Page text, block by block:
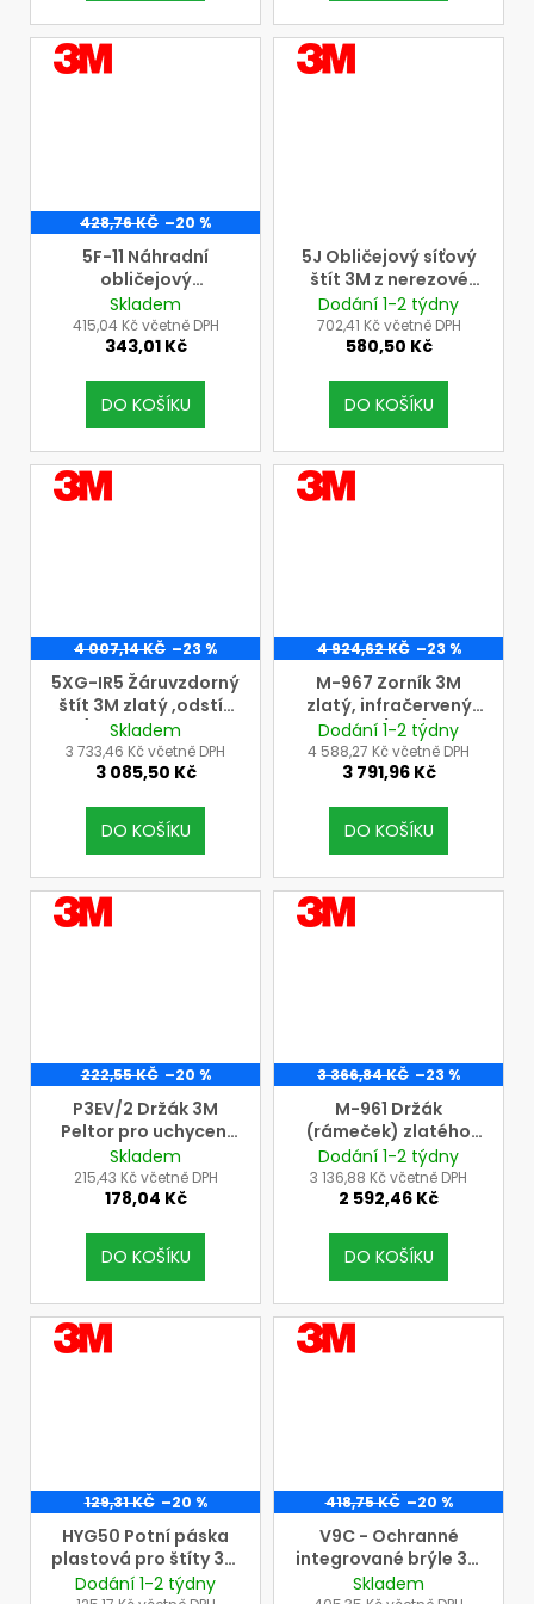
VÝROBCE
3M
428,76 KČ –20 %
5F-11 Náhradní
obličejový
polykarbonátový
nemlžící štít 3M pro
upínací systém 3M
Skladem
415,04 Kč včetně DPH
343,01 Kč
DO KOŠÍKU
VÝROBCE
3M
5J Obličejový síťový
štít 3M z nerezové
leptané oceli pro
upínací systém
G500-GU
Dodání 1-2 týdny
702,41 Kč včetně DPH
580,50 Kč
DO KOŠÍKU
VÝROBCE
3M
4 007,14 KČ –23 %
5XG-IR5 Žáruvzdorný
štít 3M zlatý ,odstín
5, (pro upevnění na
přilbu)
Skladem
3 733,46 Kč včetně DPH
3 085,50 Kč
DO KOŠÍKU
VÝROBCE
3M
4 924,62 KČ –23 %
M-967 Zorník 3M
zlatý, infračervený
filtr UV/IR5 (pro
náhlavní díly 3M řady
M)
Dodání 1-2 týdny
4 588,27 Kč včetně DPH
3 791,96 Kč
DO KOŠÍKU
VÝROBCE
3M
222,55 KČ –20 %
P3EV/2 Držák 3M
Peltor pro uchycení
ochranných štítů 3M
Peltor na přilby
Peltor G3000
není přilba
dovybavena
součástí již držák je),
balení = 1 pár
Skladem
215,43 Kč včetně DPH
178,04 Kč
DO KOŠÍKU
VÝROBCE
3M
3 366,84 KČ –23 %
M-961 Držák
(rámeček) zlatého
zorníku pro náhlavní
díly (přilby) 3M řady
M
Dodání 1-2 týdny
3 136,88 Kč včetně DPH
2 592,46 Kč
DO KOŠÍKU
VÝROBCE
3M
129,31 KČ –20 %
HYG50 Potní páska
plastová pro štíty 3M
série G500, cena = 1
Dodání 1-2 týdny
VÝROBCE
3M
418,75 KČ –20 %
V9C - Ochranné
integrované brýle 3M
s čirým zorníkem, pro
Skladem